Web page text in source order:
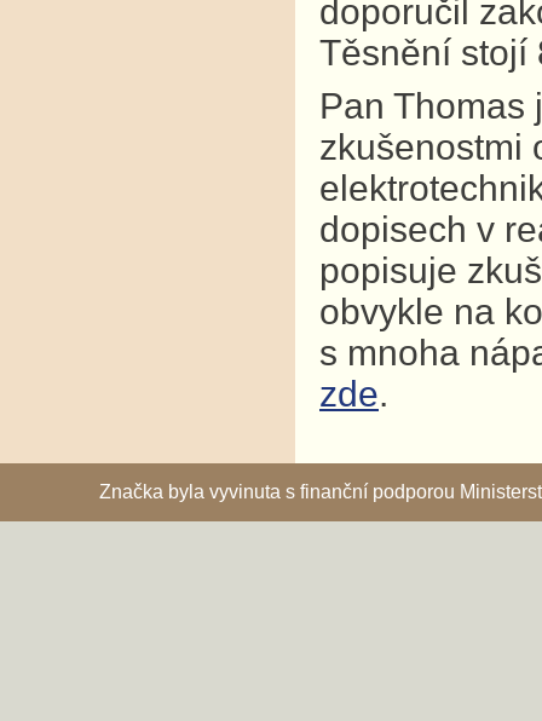
doporučil
Těsnění stojí
Pan Thomas
zkušenostmi
dopisech v
popisuje
obvykle na
s mnoha
zde.
Značka byla vyvinuta s finanční podporou